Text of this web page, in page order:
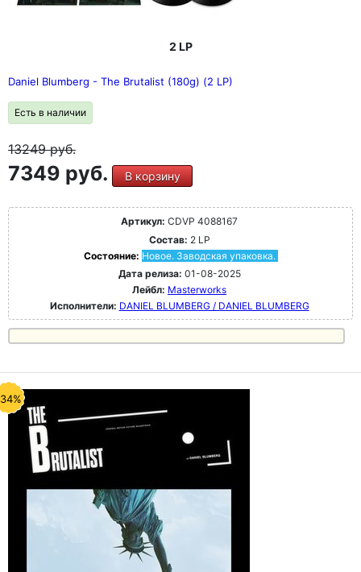
2 LP
Daniel Blumberg - The Brutalist (180g) (2 LP)
Есть в наличии
13249руб.
7349 руб. В корзину
Артикул: CDVP 4088167
Состав: 2 LP
Состояние: Новое. Заводская упаковка.
Дата релиза: 01-08-2025
Лейбл: Masterworks
Исполнители: DANIEL BLUMBERG / DANIEL BLUMBERG